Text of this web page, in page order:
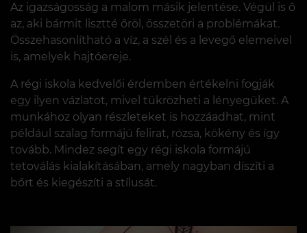
Az igazságosság a malom másik jelentése. Végül is ő
az, aki bármit lisztté őröl, összetöri a problémákat.
Összehasonlítható a víz, a szél és a levegő elemeivel
is, amelyek hajtóereje.
A régi iskola kedvelői érdemben értékelni fogják
egy ilyen vázlatot, mivel tükrözheti a lényegüket. A
munkához olyan részleteket is hozzáadhat, mint
például szalag formájú felirat, rózsa, kökény és így
tovább. Mindez segít egy régi iskola formájú
tetoválás kialakításában, amely nagyban díszíti a
bőrt és kiegészíti a stílusát.